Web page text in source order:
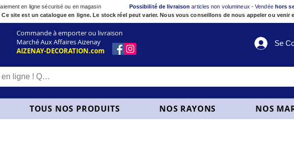
en ligne sécurisé ou en magasin Possibilité de livraisonarticles non volumineux - Vendée hors
site est un catalogue en ligne. Le stock réel peut varier. Nous vous conseillons de nous appeler ou
Commande à emporter ou livraison
Marché Aux Affaires Aizenay
AIZENAY-DECORATION.com
Se
TOUS NOS PRODUITS NOS RAYONS NOS